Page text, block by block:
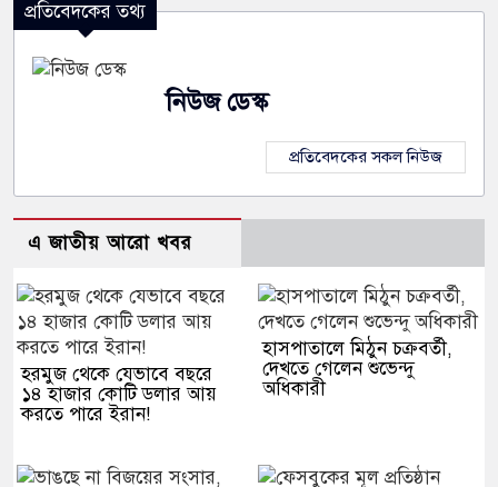
প্রতিবেদকের তথ্য
নিউজ ডেস্ক
প্রতিবেদকের সকল নিউজ
এ জাতীয় আরো খবর
হরমুজ থেকে যেভাবে বছরে
১৪ হাজার কোটি ডলার আয়
করতে পারে ইরান!
হাসপাতালে মিঠুন চক্রবর্তী,
দেখতে গেলেন শুভেন্দু
অধিকারী